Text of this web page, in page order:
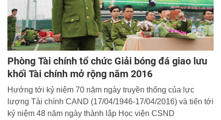
Phòng Tài chính tổ chức Giải bóng đá giao lưu
khối Tài chính mở rộng năm 2016
Hướng tới kỷ niệm 70 năm ngày truyền thống của lực
lượng Tài chính CAND (17/04/1946-17/04/2016) và tiến tới
kỷ niệm 48 năm ngày thành lập Học viện CSND